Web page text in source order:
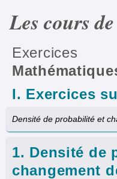
Les cours
Exercices
I. Exercices
Densité de probabilité et
1. Densité de
changement